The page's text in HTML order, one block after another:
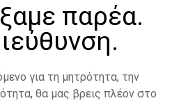
παρέα.
για τη μητρότητα, την
θα μας βρεις πλέον στο